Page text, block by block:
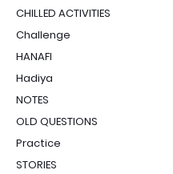
CHILLED ACTIVITIES
Challenge
HANAFI
Hadiya
NOTES
OLD QUESTIONS
Practice
STORIES